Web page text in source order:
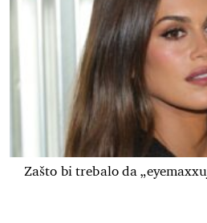
Zašto bi trebalo da